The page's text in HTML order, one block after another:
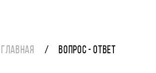
ГЛАВНАЯ ВОПРОС - ОТВЕТ